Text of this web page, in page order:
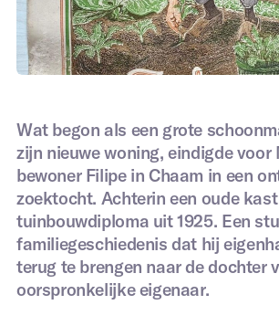
Zorgvastgoed
Wat begon als een grote
zijn nieuwe woning, eindigde voor
bewoner Filipe in Chaam in een
zoektocht. Achterin een oude
tuinbouwdiploma uit 1925. Een
familiegeschiedenis dat hij
terug te brengen naar de dochter
oorspronkelijke eigenaar.
*Dit formulier is uitsluitend bedoelt